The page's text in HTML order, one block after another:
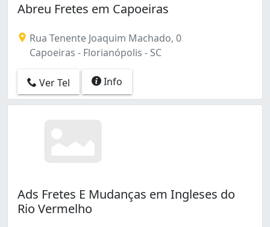
Abreu Fretes em Capoeiras
Rua Tenente Joaquim Machado, 0
Capoeiras - Florianópolis - SC
Ver Tel Info
Ads Fretes E Mudanças em Ingleses do
Rio Vermelho